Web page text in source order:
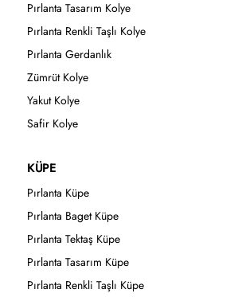
Pırlanta Tasarım Kolye
Pırlanta Renkli Taşlı Kolye
Pırlanta Gerdanlık
Zümrüt Kolye
Yakut Kolye
Safir Kolye
KÜPE
Pırlanta Küpe
Pırlanta Baget Küpe
Pırlanta Tektaş Küpe
Pırlanta Tasarım Küpe
Pırlanta Renkli Taşlı Küpe